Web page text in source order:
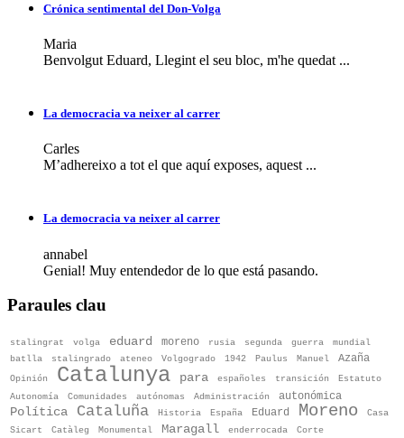
Crónica sentimental del Don-Volga
Maria
Benvolgut Eduard, Llegint el seu bloc, m'he quedat ...
La democracia va neixer al carrer
Carles
M’adhereixo a tot el que aquí exposes, aquest ...
La democracia va neixer al carrer
annabel
Genial! Muy entendedor de lo que está pasando.
Paraules clau
stalingrat volga eduard moreno rusia segunda guerra
mundial
batlla
stalingrado ateneo Volgogrado 1942 Paulus Manuel Azaña
Opinión Catalunya para españoles transición
Estatuto
Autonomía
Comunidades autónomas Administración autonómica
Política Cataluña Historia España Eduard Moreno
Casa
Sicart
Catàleg Monumental Maragall enderrocada Corte